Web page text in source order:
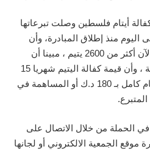
أيتام فلسطين وصلت تبرعاتها
دينار حتى اليوم منذ إطلاق المبادرة، وأن
الأيتام الذين تم كفالتهم حتى الآن أكثر من 2600 يتيم ، مبينا أن
مبادرة الايتام ما زالت مطروحة ، وأن قيمة كفالة اليتيم شهريا 15
د.ك ويمكن كفالة يتيم لمدة عام كامل بـ 180 د.ك أو المساهمة في
الحملة من خلال الاتصال على
1800082 أو زيارة موقع الجمعية الالكتروني أو لجانها